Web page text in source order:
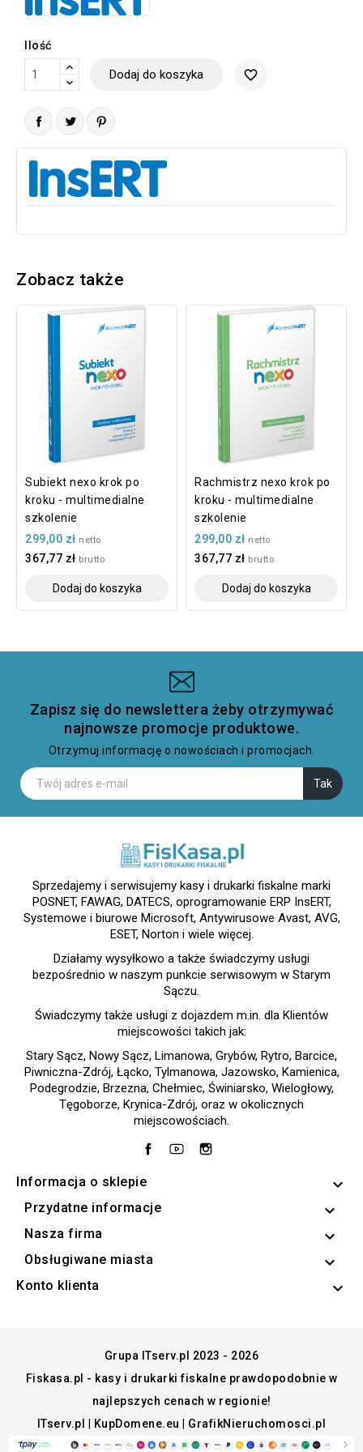
Ilość
Dodaj do koszyka favorite_border
Zobacz także
Subiekt nexo krok po
kroku - multimedialne
szkolenie
299,00 zł netto
367,77 zł brutto
Dodaj do koszyka
Rachmistrz nexo krok po
kroku - multimedialne
szkolenie
299,00 zł netto
367,77 zł brutto
Dodaj do koszyka
Zapisz się do newslettera żeby otrzymywać
najnowsze promocje produktowe.
Otrzymuj informację o nowościach i promocjach.
Sprzedajemy i serwisujemy kasy i drukarki fiskalne marki
POSNET, FAWAG, DATECS, oprogramowanie ERP InsERT,
Systemowe i biurowe Microsoft, Antywirusowe Avast, AVG,
ESET, Norton i wiele więcej.
Działamy wysyłkowo a także świadczymy usługi
bezpośrednio w naszym punkcie serwisowym w Starym
Sączu.
Świadczymy także usługi z dojazdem m.in. dla Klientów
miejscowości takich jak:
Stary Sącz, Nowy Sącz, Limanowa, Grybów, Rytro, Barcice,
Piwniczna-Zdrój, Łącko, Tylmanowa, Jazowsko, Kamienica,
Podegrodzie, Brzezna, Chełmiec, Świniarsko, Wielogłowy,
Tęgoborze, Krynica-Zdrój, oraz w okolicznych
miejscowościach.
FacebookYouTube
Informacja o sklepie keyboard_arrow_down
Przydatne informacje 
Nasza firma 
Obsługiwane miasta 
Konto klienta 
Grupa ITserv.pl 2023 - 2026
Fiskasa.pl - kasy i drukarki fiskalne prawdopodobnie w
najlepszych cenach w regionie!
ITserv.pl
KupDomene.eu GrafikNieruchomosci.pl